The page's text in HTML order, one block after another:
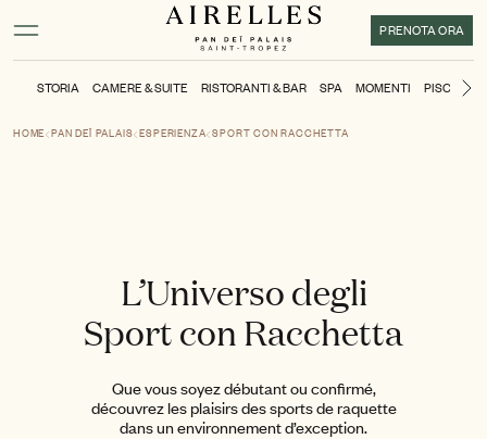
Attivare la modalità ad alto contrasto
PRENOTA ORA
STORIA CAMERE & SUITE RISTORANTI & BAR SPA MOMENTI PISCINA &
HOME PAN DEÏ PALAIS ESPERIENZA SPORT CON RACCHETTA
L’Universo degli
Sport con Racchetta
Que vous soyez débutant ou confirmé,
découvrez les plaisirs des sports de raquette
dans un environnement d’exception.